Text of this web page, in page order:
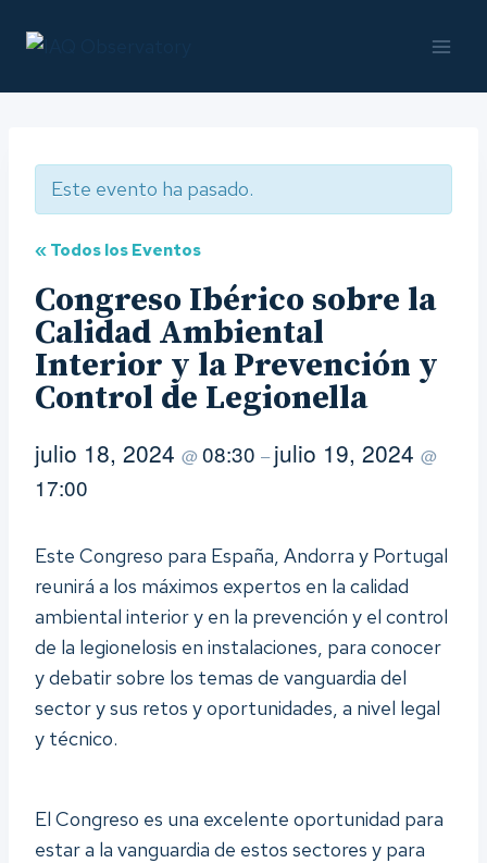
Este evento ha pasado.
« Todos los Eventos
Congreso Ibérico sobre la
Calidad Ambiental
Interior y la Prevención y
Control de Legionella
julio 18, 2024 @08:30 –julio 19, 2024 @
17:00
Este Congreso para España, Andorra y Portugal
reunirá a los máximos expertos en la calidad
ambiental interior y en la prevención y el control
de la legionelosis en instalaciones, para conocer
y debatir sobre los temas de vanguardia del
sector y sus retos y oportunidades, a nivel legal
y técnico.
El Congreso es una excelente oportunidad para
estar a la vanguardia de estos sectores y para